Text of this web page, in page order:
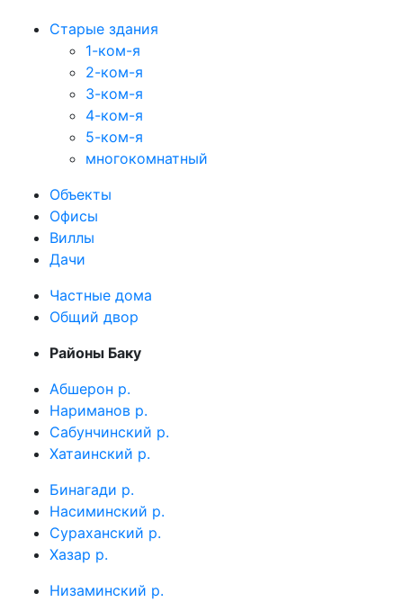
Старые здания
1-ком-я
2-ком-я
3-ком-я
4-ком-я
5-ком-я
многокомнатный
Объекты
Офисы
Виллы
Дачи
Частные дома
Общий двор
Районы Баку
Абшерон р.
Нариманов р.
Сабунчинский р.
Хатаинский р.
Бинагади р.
Насиминский р.
Сураханский р.
Хазар р.
Низаминский р.